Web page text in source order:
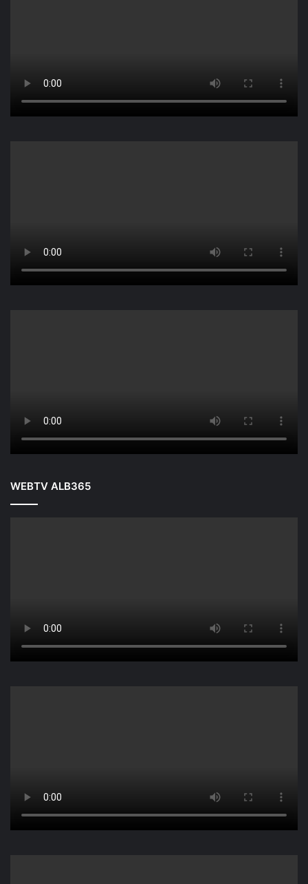
WEBTV ALB365